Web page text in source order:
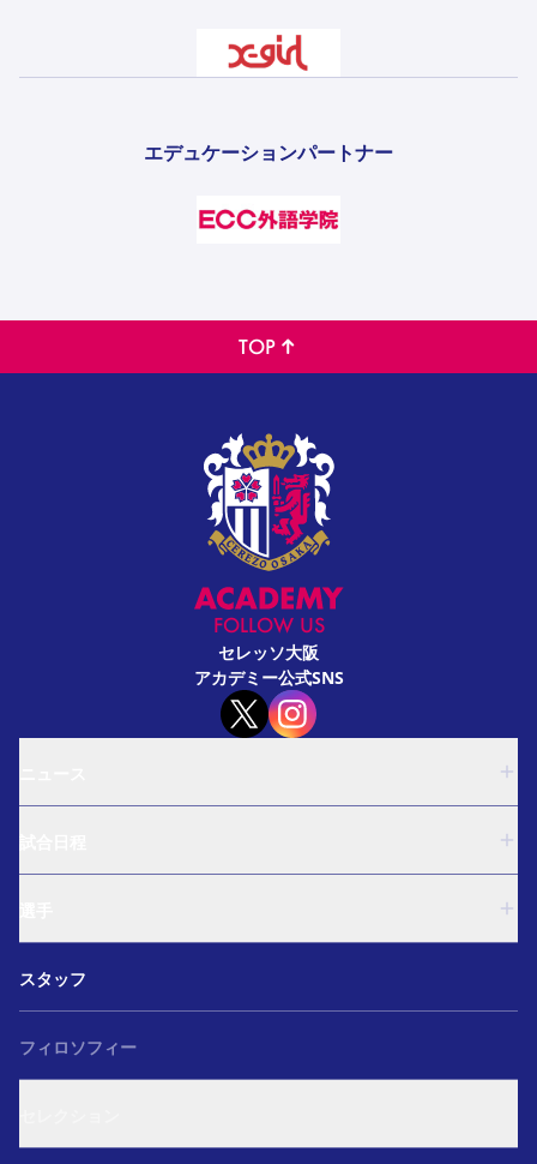
エデュケーションパートナー
TOP
FOLLOW US
セレッソ大阪
アカデミー公式SNS
ガールズU-15
和歌山U-15
ガールズU-15
U-18
和歌山U-15
スタッフ
フィロソフィー